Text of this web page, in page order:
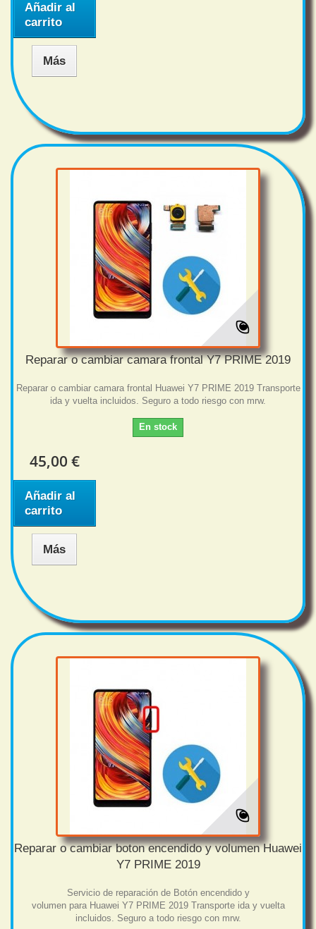
Añadir al
carrito
Más
Reparar o cambiar camara frontal Y7 PRIME 2019
Reparar o cambiar camara frontal Huawei Y7 PRIME 2019 Transporte
ida y vuelta incluidos. Seguro a todo riesgo con mrw.
En stock
45,00 €
Añadir al
carrito
Más
Reparar o cambiar boton encendido y volumen Huawei
Y7 PRIME 2019
Servicio de reparación de Botón encendido y
volumen para Huawei Y7 PRIME 2019 Transporte ida y vuelta
incluidos. Seguro a todo riesgo con mrw.